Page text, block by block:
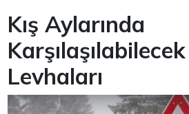
Kış Aylarında
Levhaları